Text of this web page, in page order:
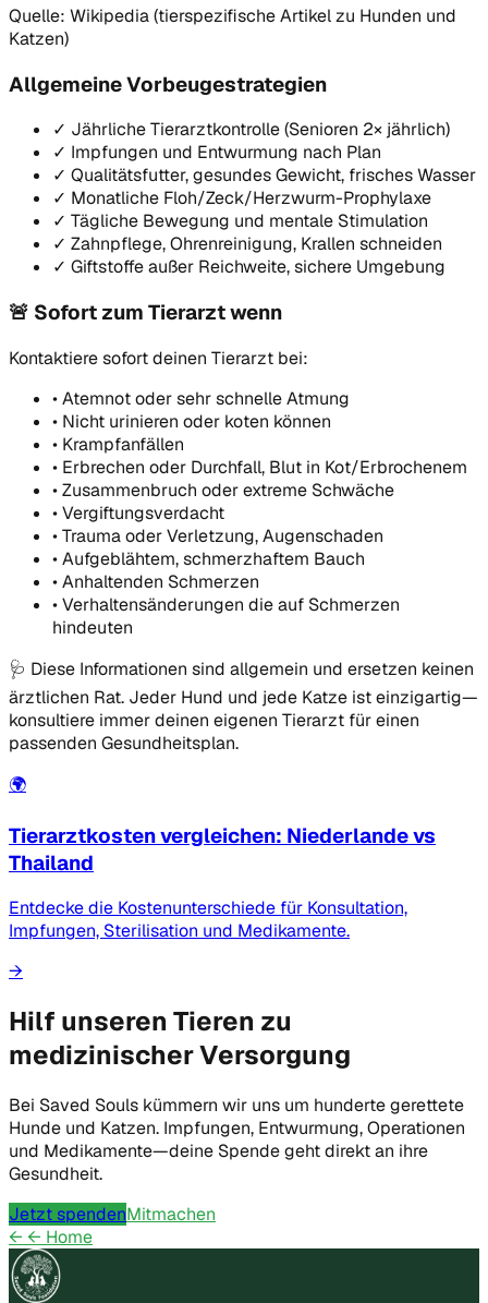
Quelle: Wikipedia (tierspezifische Artikel zu Hunden und
Katzen)
Allgemeine Vorbeugestrategien
✓ Jährliche Tierarztkontrolle (Senioren 2× jährlich)
✓ Impfungen und Entwurmung nach Plan
✓ Qualitätsfutter, gesundes Gewicht, frisches Wasser
✓ Monatliche Floh/Zeck/Herzwurm-Prophylaxe
✓ Tägliche Bewegung und mentale Stimulation
✓ Zahnpflege, Ohrenreinigung, Krallen schneiden
✓ Giftstoffe außer Reichweite, sichere Umgebung
🚨 Sofort zum Tierarzt wenn
Kontaktiere sofort deinen Tierarzt bei:
•Atemnot oder sehr schnelle Atmung
• Nicht urinieren oder koten können
• Krampfanfällen
• Erbrechen oder Durchfall, Blut in Kot/Erbrochenem
•Zusammenbruch oder extreme Schwäche
•Vergiftungsverdacht
•Trauma oder Verletzung, Augenschaden
•Aufgeblähtem, schmerzhaftem Bauch
•Anhaltenden Schmerzen
•Verhaltensänderungen die auf Schmerzen
hindeuten
🩺 Diese Informationen sind allgemein und ersetzen keinen
ärztlichen Rat. Jeder Hund und jede Katze ist einzigartig—
konsultiere immer deinen eigenen Tierarzt für einen
passenden Gesundheitsplan.
🌍
Tierarztkosten vergleichen: Niederlande vs
Thailand
Entdecke die Kostenunterschiede für Konsultation,
Impfungen, Sterilisation und Medikamente.
→
Hilf unseren Tieren zu
medizinischer Versorgung
Bei Saved Souls kümmern wir uns um hunderte gerettete
Hunde und Katzen. Impfungen, Entwurmung, Operationen
und Medikamente—deine Spende geht direkt an ihre
Gesundheit.
Jetzt spendenMitmachen
← ← Home